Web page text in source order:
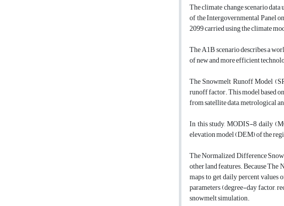
The climate change scenario
of the Intergovernmental Panel
2099 carried using the climate
The A1B scenario describes a
of new and more efficient
The Snowmelt Runoff Model
runoff factor. This model based
from satellite data, metrological
In this study, MODIS-8 daily
elevation model (DEM) of the
The Normalized Difference
other land features. Because
maps to get daily percent
parameters (degree-day factor,
snowmelt simulation.